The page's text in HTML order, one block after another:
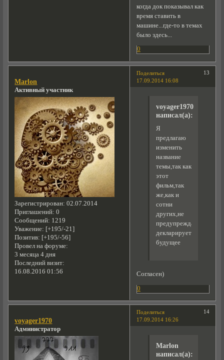
когда док показывал как
время ставить в
машине...где-то в темах
было здесь...
0
Поделиться
13
17.09.2014 16:08
Marlon
Активный участник
Зарегистрирован: 02.07.2014
Приглашений: 0
Сообщений: 1219
Уважение: [+195/-21]
Позитив: [+195/-56]
Провел на форуме:
3 месяца 4 дня
Последний визит:
16.08.2016 01:56
voyager1970
написал(а):
Я
предлагаю
изменить
название
темы,так как
этот
фильм,так
же,как и
сотни
других,не
предупреждает,а
декларирует
будущее
Согласен)
0
Поделиться
14
17.09.2014 16:26
voyager1970
Администратор
Marlon
написал(а):